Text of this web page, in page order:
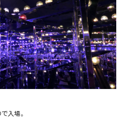
入場。